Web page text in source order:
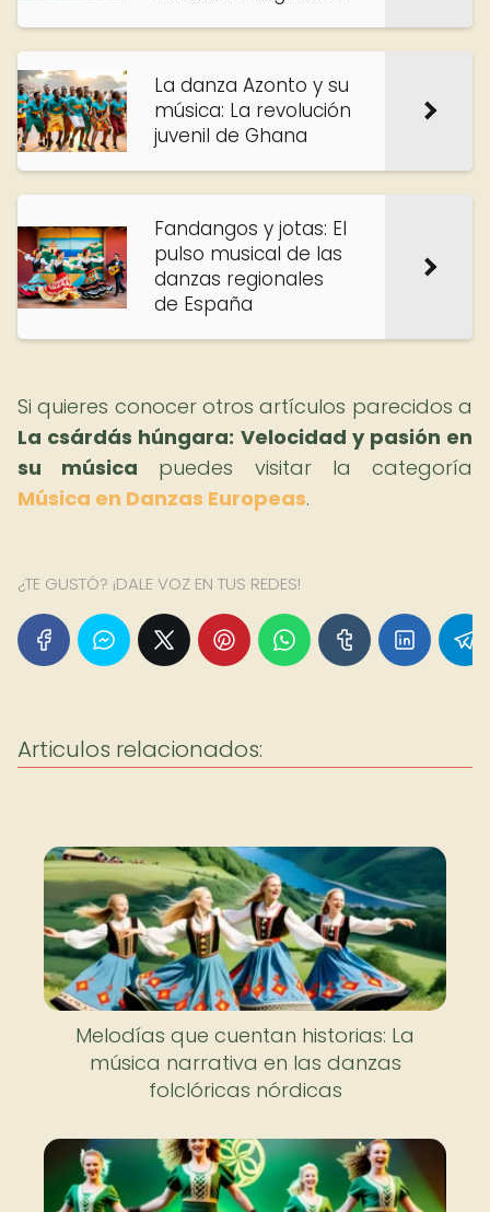
La danza Azonto y su
música: La revolución
juvenil de Ghana
Fandangos y jotas: El
pulso musical de las
danzas regionales
de España
Si quieres conocer otros artículos parecidos a
La csárdás húngara: Velocidad y pasión en
su música puedes visitar la categoría
Música en Danzas Europeas.
¿TE GUSTÓ? ¡DALE VOZ EN TUS REDES!
Articulos relacionados:
Melodías que cuentan historias: La
música narrativa en las danzas
folclóricas nórdicas